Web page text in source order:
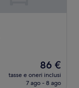
Il
prezzo
attuale
86 €
tasse e oneri inclusi
7 ago - 8 ago